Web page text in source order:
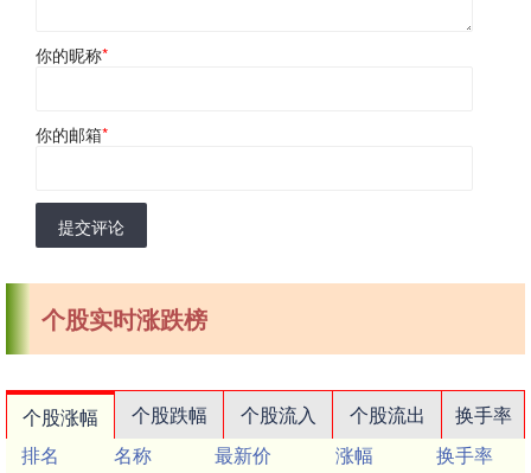
你的昵称*
你的邮箱*
提交评论
个股实时涨跌榜
个股涨幅 个股跌幅 个股流入 个股流出
换手率
排名
名称 最新价 涨幅
换手率